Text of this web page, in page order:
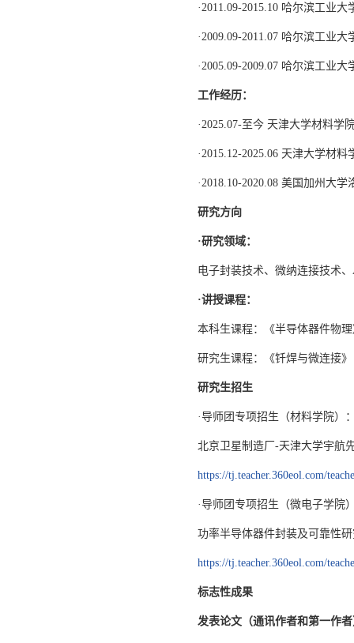
·2011.09-2015.10 哈尔滨工业
·2009.09-2011.07 哈尔滨工业
·2005.09-2009.07 哈尔滨工业
工作经历：
·2025.07-至今 天津大学材料学
·2015.12-2025.06 天津大学材
·2018.10-2020.08 美国加州大
研究方向
·研究领域：
电子封装技术、微纳连接技术
·讲授课程：
本科生课程：《半导体器件物
研究生课程：《钎焊与微连接》
研究生招生
·导师团专项招生（材料学院）
北京卫星制造厂-天津大学宇航
https://tj.teacher.360eol.com/
·导师团专项招生（微电子学院
功率半导体器件封装及可靠性
https://tj.teacher.360eol.com/
标志性成果
发表论文（通讯作者和第一作